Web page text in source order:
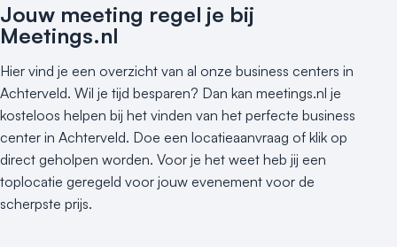
Jouw meeting regel je bij
Meetings.nl
Hier vind je een overzicht van al onze business centers in
Achterveld. Wil je tijd besparen? Dan kan meetings.nl je
kosteloos helpen bij het vinden van het perfecte business
center in Achterveld. Doe een locatieaanvraag of klik op
direct geholpen worden. Voor je het weet heb jij een
toplocatie geregeld voor jouw evenement voor de
scherpste prijs.